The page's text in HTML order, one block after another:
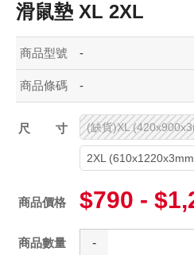
滑鼠墊 XL 2XL
商品型號 -
商品條碼 -
尺寸(缺貨)XL
2XL
商品價格 $790 -
商品數量 -